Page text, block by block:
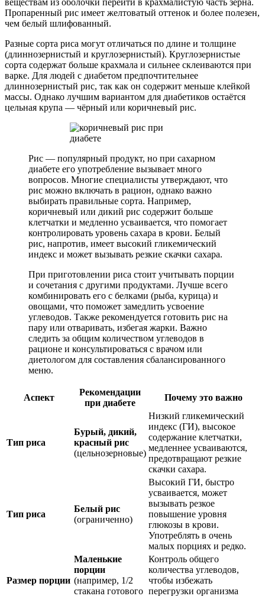
Пропаренный рис имеет желтоватый оттенок и более полезен,
чем белый шлифованный.
Разные сорта риса могут отличаться по длине и толщине
(длиннозернистый и круглозернистый). Круглозернистые
сорта содержат больше крахмала и сильнее склеиваются при
варке. Для людей с диабетом предпочтительнее
длиннозернистый рис, так как он содержит меньше клейкой
массы. Однако лучшим вариантом для диабетиков остаётся
цельная крупа — чёрный или коричневый рис.
Рис — популярный продукт, но при сахарном
диабете его употребление вызывает много
вопросов. Многие специалисты утверждают, что
рис можно включать в рацион, однако важно
выбирать правильные сорта. Например,
коричневый или дикий рис содержит больше
клетчатки и медленно усваивается, что помогает
контролировать уровень сахара в крови. Белый
рис, напротив, имеет высокий гликемический
индекс и может вызывать резкие скачки сахара.
При приготовлении риса стоит учитывать порции
и сочетания с другими продуктами. Лучше всего
комбинировать его с белками (рыба, курица) и
овощами, что поможет замедлить усвоение
углеводов. Также рекомендуется готовить рис на
пару или отваривать, избегая жарки. Важно
следить за общим количеством углеводов в
рационе и консультироваться с врачом или
диетологом для составления сбалансированного
меню.
Аспект
Рекомендации
при диабете
Почему это важно
Тип риса
Бурый, дикий,
красный рис
(цельнозерновые)
Низкий гликемический
индекс (ГИ), высокое
содержание клетчатки,
медленнее усваиваются,
предотвращают резкие
скачки сахара.
Тип риса
Белый рис
(ограниченно)
Высокий ГИ, быстро
усваивается, может
вызывать резкое
повышение уровня
глюкозы в крови.
Употреблять в очень
малых порциях и редко.
Размер порции
Маленькие
порции
(например, 1/2
стакана готового
Контроль общего
количества углеводов,
чтобы избежать
перегрузки организма